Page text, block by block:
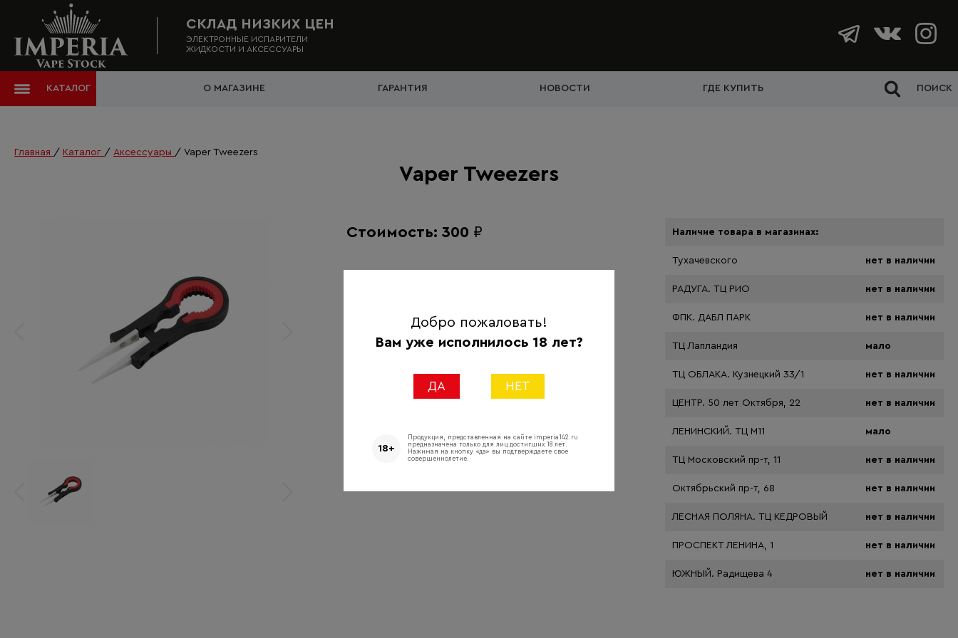
СКЛАД НИЗКИХ ЦЕН
ЭЛЕКТРОННЫЕ ИСПАРИТЕЛИ
ЖИДКОСТИ И АКСЕССУАРЫ
КАТАЛОГ О МАГАЗИНЕ ГАРАНТИЯ НОВОСТИ ГДЕ КУПИТЬ ПОИСК
Главная / Каталог / Аксессуары / Vaper Tweezers
Vaper Tweezers
Стоимость: 300 ₽ Наличие товара в магазинах:
Тухачевского нет в наличии
РАДУГА. ТЦ РИО нет в наличии
ФПК. ДАБЛ ПАРК нет в наличии
ТЦ Лапландия мало
ТЦ ОБЛАКА. Кузнецкий 33/1 нет в наличии
ЦЕНТР. 50 лет Октября, 22 нет в наличии
ЛЕНИНСКИЙ. ТЦ М11 мало
ТЦ Московский пр-т, 11 нет в наличии
Октябрьский пр-т, 68 нет в наличии
ЛЕСНАЯ ПОЛЯНА. ТЦ КЕДРОВЫЙ нет в наличии
ПРОСПЕКТ ЛЕНИНА, 1 нет в наличии
ЮЖНЫЙ. Радищева 4 нет в наличии
Добро пожаловать!
Вам уже исполнилось 18 лет?
ДА НЕТ
18+
Продукция, представленная на сайте imperia142.ru
предназначена только для лиц достигших 18 лет.
Нажимая на кнопку «да» вы подтверждаете свое
совершеннолетие.